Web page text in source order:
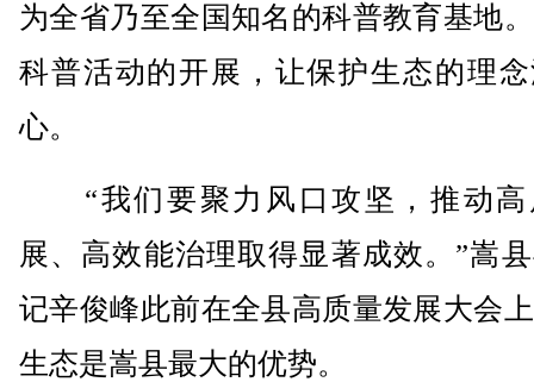
为全省乃至全国知名的科普教育基地
科普活动的开展，让保护生态的理
心。
“我们要聚力风口攻坚，推动高
展、高效能治理取得显著成效。”嵩
记辛俊峰此前在全县高质量发展大会
生态是嵩县最大的优势。